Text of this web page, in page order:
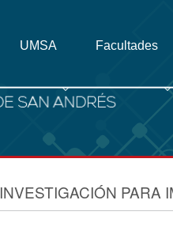
UMSA Facultades